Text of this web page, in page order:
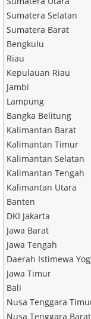
Sumatera Selatan
Sumatera Barat
Bengkulu
Riau
Kepulauan Riau
Jambi
Lampung
Bangka Belitung
Kalimantan Barat
Kalimantan Timur
Kalimantan Selatan
Kalimantan Tengah
Kalimantan Utara
Banten
DKI Jakarta
Jawa Barat
Jawa Tengah
Daerah Istimewa
Jawa Timur
Bali
Nusa Tenggara
Nusa Tenggara Barat